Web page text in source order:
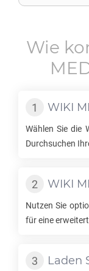
Wie
WIKI
Wählen Sie die
Durchsuchen
WIKI
Nutzen Sie
für eine
Laden